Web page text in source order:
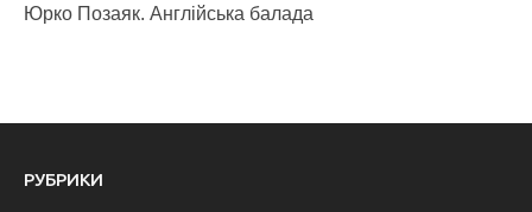
Юрко Позаяк. Англійська балада
РУБРИКИ